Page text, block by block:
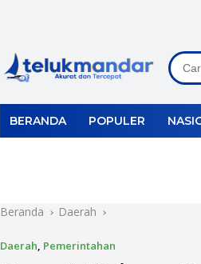
BERANDA POPULER
Beranda Daerah
Daerah, Pemerintahan